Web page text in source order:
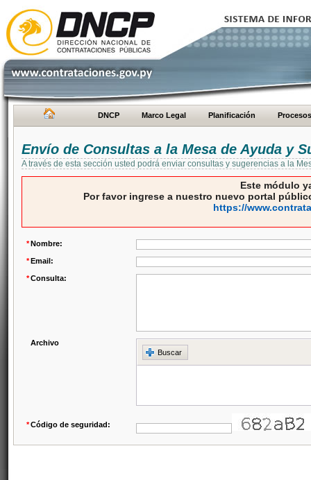
DNCP Marco Legal Planificación Procesos
Envío de Consultas a la Mesa de Ayuda y
A través de esta sección usted podrá enviar consultas y sugerencias a la
Este módulo
Por favor ingrese a nuestro nuevo portal
https://
*Nombre:
*Email:
*Consulta:
Archivo
Buscar
*Código de seguridad: